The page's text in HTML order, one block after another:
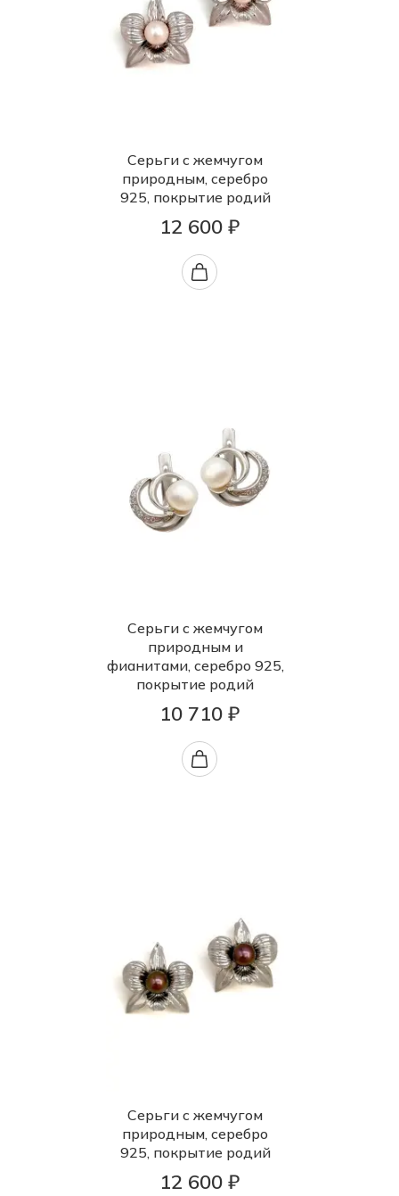
Серьги с жемчугом
природным, серебро
925, покрытие родий
12 600 ₽
Серьги с жемчугом
природным и
фианитами, серебро 925,
покрытие родий
10 710 ₽
Серьги с жемчугом
природным, серебро
925, покрытие родий
12 600 ₽